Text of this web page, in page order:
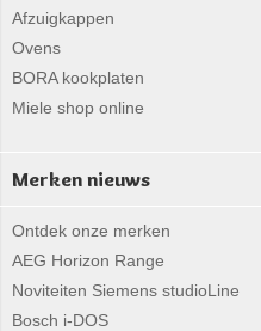
Afzuigkappen
Ovens
BORA kookplaten
Miele shop online
Merken nieuws
Ontdek onze merken
AEG Horizon Range
Noviteiten Siemens studioLine
Bosch i-DOS